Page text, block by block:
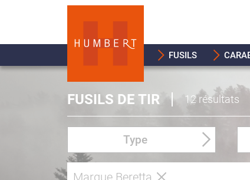
FUSILS
FUSILS DE TIR 12 résultats
Type
Marque Beretta